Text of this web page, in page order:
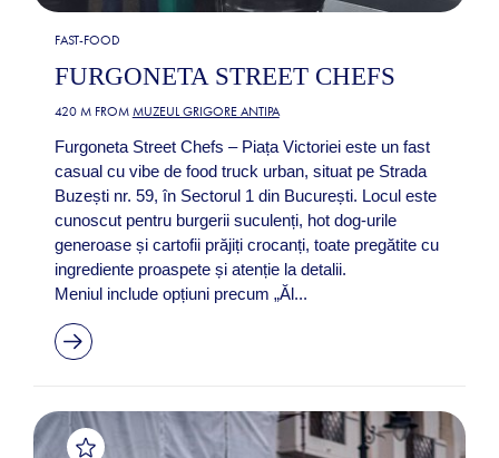
FAST-FOOD
FURGONETA STREET CHEFS
420 M FROM MUZEUL GRIGORE ANTIPA
Furgoneta Street Chefs – Piața Victoriei este un fast
casual cu vibe de food truck urban, situat pe Strada
Buzești nr. 59, în Sectorul 1 din București. Locul este
cunoscut pentru burgerii suculenți, hot dog-urile
generoase și cartofii prăjiți crocanți, toate pregătite cu
ingrediente proaspete și atenție la detalii.
Meniul include opțiuni precum „Ăl...